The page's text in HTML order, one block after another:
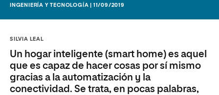
INGENIERÍA Y TECNOLOGÍA | 11/09/2019
SILVIA LEAL
Un hogar inteligente (smart home) es aquel
que es capaz de hacer cosas por sí mismo
gracias a la automatización y la
conectividad. Se trata, en pocas palabras,